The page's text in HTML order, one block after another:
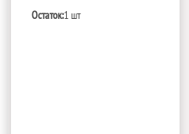
Остаток:1 шт